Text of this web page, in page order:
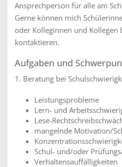
Ansprechperson für alle am
Gerne können mich
oder Kolleginnen und Kollegen
kontaktieren.
Aufgaben und
1. Beratung bei
Leistungsprobleme
Lern- und
Lese-
mangelnde Motivation/
Schul- und/oder
Verhaltensauffälligkeiten